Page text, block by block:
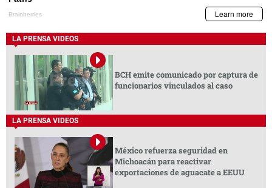
LA PRENSA VIDEOS
BCH emite comunicado por captura de
funcionarios vinculados al caso
LA PRENSA VIDEOS
México refuerza seguridad en
Michoacán para reactivar
exportaciones de aguacate a EEUU